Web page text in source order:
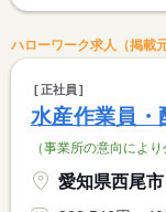
ハローワーク求人（掲載
正社員
水産作業員・
（事業所の意向によ
愛知県西尾市